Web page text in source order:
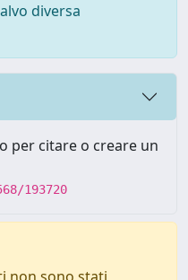
diversa
per citare o creare un
193720